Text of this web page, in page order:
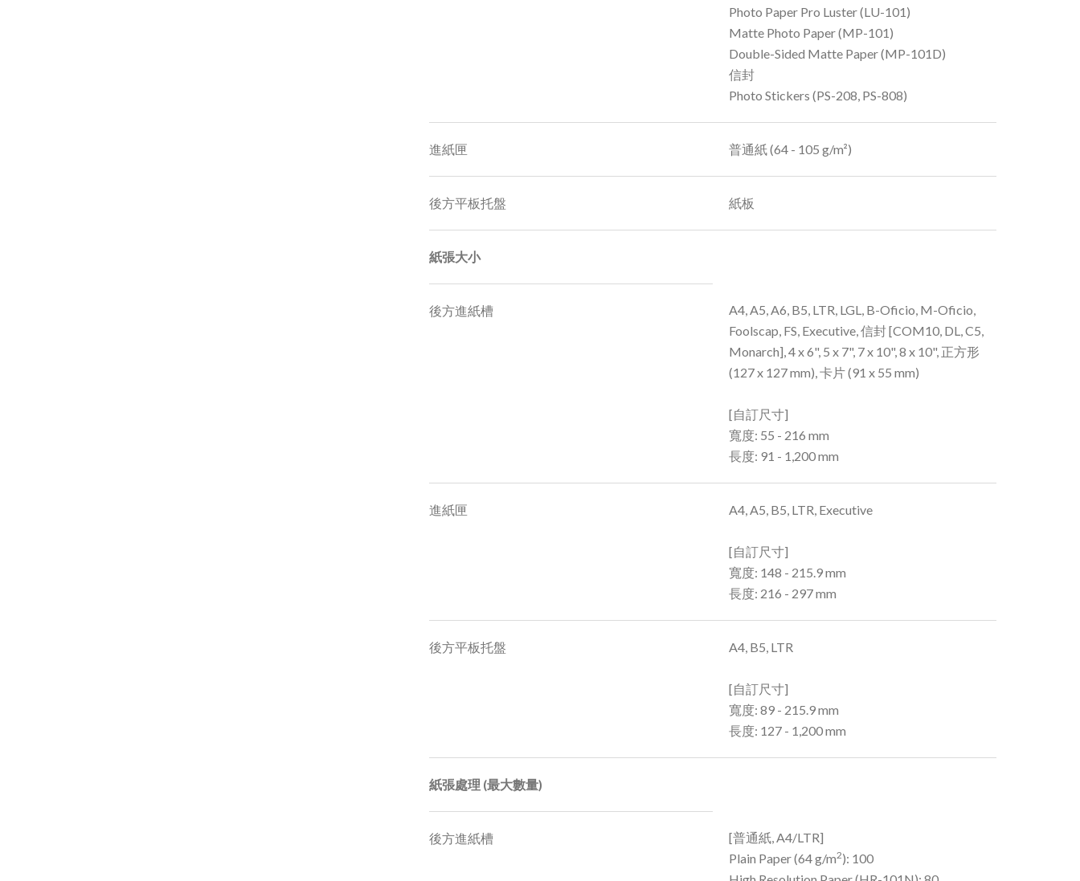
Photo Paper Pro Luster (LU-101)
Matte Photo Paper (MP-101)
Double-Sided Matte Paper (MP-101D)
信封
Photo Stickers (PS-208, PS-808)
進紙匣 普通紙 (64 - 105 g/m²)
後方平板托盤 紙板
紙張大小
後方進紙槽
A4, A5, A6, B5, LTR, LGL, B-Oficio, M-Oficio,
Foolscap, FS, Executive, 信封 [COM10, DL, C5,
Monarch], 4 x 6", 5 x 7", 7 x 10", 8 x 10", 正方形
(127 x 127 mm), 卡片 (91 x 55 mm)
[自訂尺寸]
寬度: 55 - 216 mm
長度: 91 - 1,200 mm
進紙匣 A4, A5, B5, LTR, Executive
[自訂尺寸]
寬度: 148 - 215.9 mm
長度: 216 - 297 mm
後方平板托盤 A4, B5, LTR
[自訂尺寸]
寬度: 89 - 215.9 mm
長度: 127 - 1,200 mm
紙張處理 (最大數量)
後方進紙槽
[普通紙, A4/LTR]
Plain Paper (64 g/m2): 100